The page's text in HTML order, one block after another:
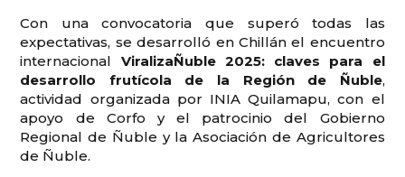
Con una convocatoria que superó todas las
expectativas, se desarrolló en Chillán el encuentro
internacional ViralizaÑuble 2025: claves para el
desarrollo frutícola de la Región de Ñuble,
actividad organizada por INIA Quilamapu, con el
apoyo de Corfo y el patrocinio del Gobierno
Regional de Ñuble y la Asociación de Agricultores
de Ñuble.